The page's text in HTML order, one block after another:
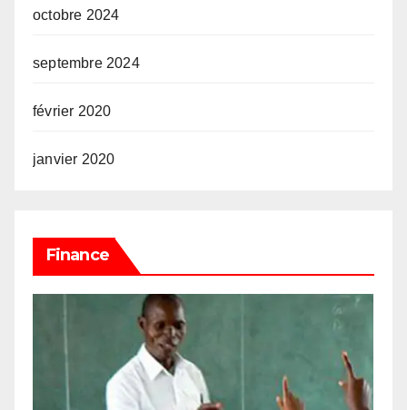
octobre 2024
septembre 2024
février 2020
janvier 2020
Finance